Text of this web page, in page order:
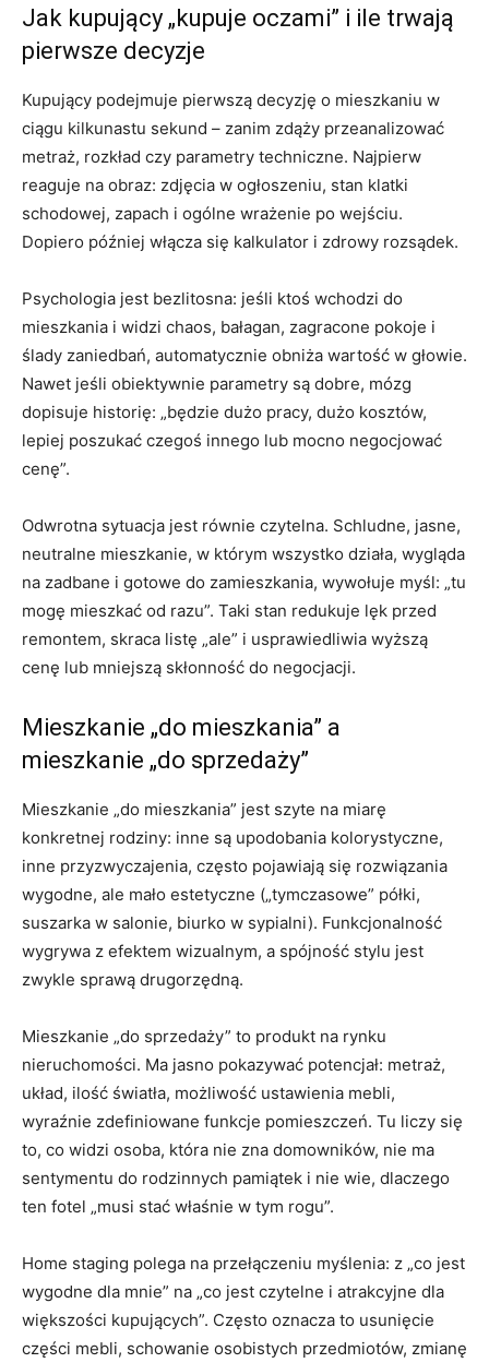
Jak kupujący „kupuje oczami” i ile trwają
pierwsze decyzje
Kupujący podejmuje pierwszą decyzję o mieszkaniu w
ciągu kilkunastu sekund – zanim zdąży przeanalizować
metraż, rozkład czy parametry techniczne. Najpierw
reaguje na obraz: zdjęcia w ogłoszeniu, stan klatki
schodowej, zapach i ogólne wrażenie po wejściu.
Dopiero później włącza się kalkulator i zdrowy rozsądek.
Psychologia jest bezlitosna: jeśli ktoś wchodzi do
mieszkania i widzi chaos, bałagan, zagracone pokoje i
ślady zaniedbań, automatycznie obniża wartość w głowie.
Nawet jeśli obiektywnie parametry są dobre, mózg
dopisuje historię: „będzie dużo pracy, dużo kosztów,
lepiej poszukać czegoś innego lub mocno negocjować
cenę”.
Odwrotna sytuacja jest równie czytelna. Schludne, jasne,
neutralne mieszkanie, w którym wszystko działa, wygląda
na zadbane i gotowe do zamieszkania, wywołuje myśl: „tu
mogę mieszkać od razu”. Taki stan redukuje lęk przed
remontem, skraca listę „ale” i usprawiedliwia wyższą
cenę lub mniejszą skłonność do negocjacji.
Mieszkanie „do mieszkania” a
mieszkanie „do sprzedaży”
Mieszkanie „do mieszkania” jest szyte na miarę
konkretnej rodziny: inne są upodobania kolorystyczne,
inne przyzwyczajenia, często pojawiają się rozwiązania
wygodne, ale mało estetyczne („tymczasowe” półki,
suszarka w salonie, biurko w sypialni). Funkcjonalność
wygrywa z efektem wizualnym, a spójność stylu jest
zwykle sprawą drugorzędną.
Mieszkanie „do sprzedaży” to produkt na rynku
nieruchomości. Ma jasno pokazywać potencjał: metraż,
układ, ilość światła, możliwość ustawienia mebli,
wyraźnie zdefiniowane funkcje pomieszczeń. Tu liczy się
to, co widzi osoba, która nie zna domowników, nie ma
sentymentu do rodzinnych pamiątek i nie wie, dlaczego
ten fotel „musi stać właśnie w tym rogu”.
Home staging polega na przełączeniu myślenia: z „co jest
wygodne dla mnie” na „co jest czytelne i atrakcyjne dla
większości kupujących”. Często oznacza to usunięcie
części mebli, schowanie osobistych przedmiotów, zmianę